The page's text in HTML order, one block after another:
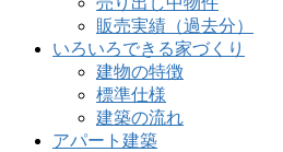
販売実績（過去分）
いろいろできる家づくり
建物の特徴
標準仕様
建築の流れ
アパート建築